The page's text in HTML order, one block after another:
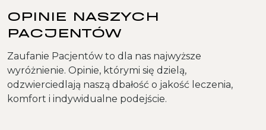
OPINIE NASZYCH
PACJENTÓW
Zaufanie Pacjentów to dla nas najwyższe
wyróżnienie. Opinie, którymi się dzielą,
odzwierciedlają naszą dbałość o jakość leczenia,
komfort i indywidualne podejście.